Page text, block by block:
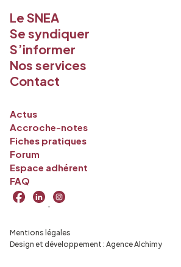
Le SNEA
Se syndiquer
S’informer
Nos services
Contact
Actus
Accroche-notes
Fiches pratiques
Forum
Espace adhérent
FAQ
Design et développement : Agence Alchimy
Mentions légales